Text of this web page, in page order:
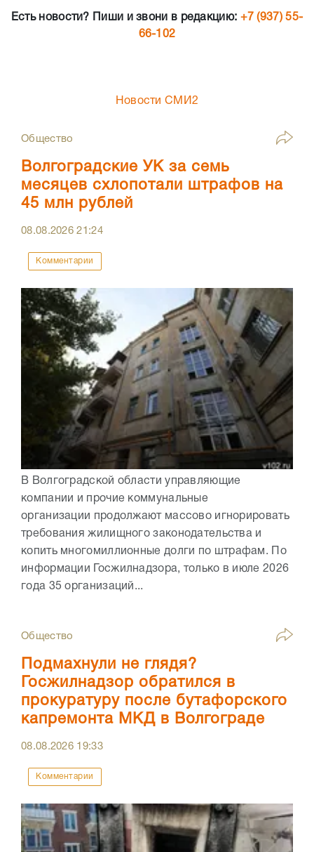
Есть новости? Пиши и звони в редакцию: +7 (937) 55-
66-102
Новости СМИ2
Общество
Волгоградские УК за семь
месяцев схлопотали штрафов на
45 млн рублей
08.08.202621:24
Комментарии
В Волгоградской области управляющие
компании и прочие коммунальные
организации продолжают массово игнорировать
требования жилищного законодательства и
копить многомиллионные долги по штрафам. По
информации Госжилнадзора, только в июле 2026
года 35 организаций...
Общество
Подмахнули не глядя?
Госжилнадзор обратился в
прокуратуру после бутафорского
капремонта МКД в Волгограде
08.08.2026 19:33
Комментарии